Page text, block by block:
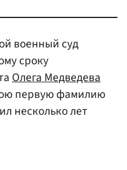
военный суд
сроку
Олега Медведева
первую фамилию
несколько лет